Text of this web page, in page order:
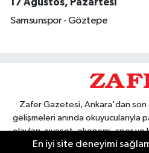
17 Ağustos, Pazartesi
Samsunspor - Göztepe
Zafer Gazetesi, Ankara'dan son
gelişmeleri anında okuyucularıyla
olayları, siyaset, ekonomi, spor
Gazetesi'ni takip edin.
En iyi site deneyimi